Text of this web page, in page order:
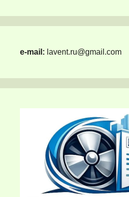
e-mail: lavent.ru@gmail.com